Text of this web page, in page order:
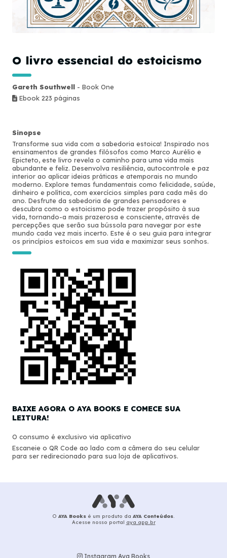
O livro essencial do estoicismo
Gareth Southwell - Book One
Ebook 223 páginas
Sinopse
Transforme sua vida com a sabedoria estoica! Inspirado nos
ensinamentos de grandes filósofos como Marco Aurélio e
Epicteto, este livro revela o caminho para uma vida mais
abundante e feliz. Desenvolva resiliência, autocontrole e paz
interior ao aplicar ideias práticas e atemporais no mundo
moderno. Explore temas fundamentais como felicidade, saúde,
dinheiro e política, com exercícios simples para cada mês do
ano. Desfrute da sabedoria de grandes pensadores e
descubra como o estoicismo pode trazer propósito à sua
vida, tornando-a mais prazerosa e consciente, através de
percepções que serão sua bússola para navegar por este
mundo cada vez mais incerto. Este é o seu guia para integrar
os princípios estoicos em sua vida e maximizar seus sonhos.
BAIXE AGORA O AYA BOOKS E COMECE SUA
LEITURA!
O consumo é exclusivo via aplicativo
Escaneie o QR Code ao lado com a câmera do seu celular
para ser redirecionado para sua loja de aplicativos.
O AYA Books é um produto da AYA Conteúdos
Acesse nosso portal aya.app.br
Instagram Aya Books